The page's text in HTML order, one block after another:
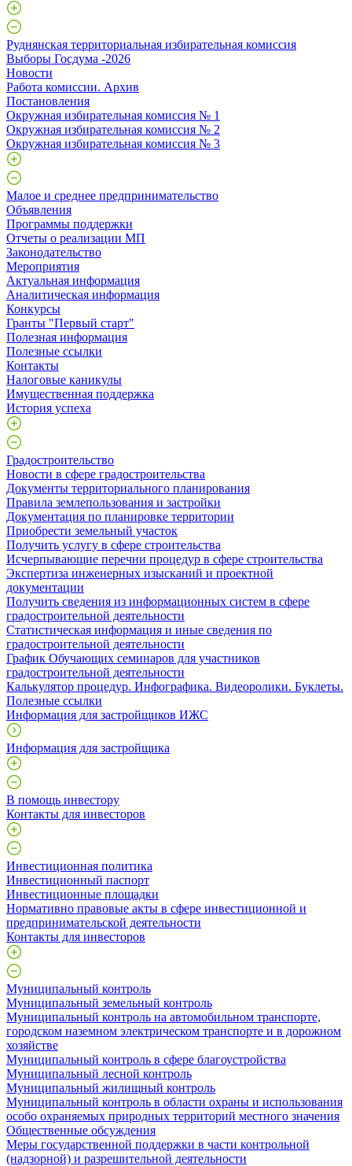
Руднянская территориальная избирательная комиссия
Выборы Госдума -2026
Новости
Работа комиссии. Архив
Постановления
Окружная избирательная комиссия № 1
Окружная избирательная комиссия № 2
Окружная избирательная комиссия № 3
Малое и среднее предпринимательство
Объявления
Программы поддержки
Отчеты о реализации МП
Законодательство
Мероприятия
Актуальная информация
Аналитическая информация
Конкурсы
Гранты "Первый старт"
Полезная информация
Полезные ссылки
Контакты
Налоговые каникулы
Имущественная поддержка
История успеха
Градостроительство
Новости в сфере градостроительства
Документы территориального планирования
Правила землепользования и застройки
Документация по планировке территории
Приобрести земельный участок
Получить услугу в сфере строительства
Исчерпывающие перечни процедур в сфере строительства
Экспертиза инженерных изысканий и проектной
документации
Получить сведения из информационных систем в сфере
градостроительной деятельности
Статистическая информация и иные сведения по
градостроительной деятельности
График Обучающих семинаров для участников
градостроительной деятельности
Калькулятор процедур. Инфографика. Видеоролики. Буклеты.
Полезные ссылки
Информация для застройщиков ИЖС
Информация для застройщика
В помощь инвестору
Контакты для инвесторов
Инвестиционная политика
Инвестиционный паспорт
Инвестиционные площадки
Нормативно правовые акты в сфере инвестиционной и
предпринимательской деятельности
Контакты для инвесторов
Муниципальный контроль
Муниципальный земельный контроль
Муниципальный контроль на автомобильном транспорте,
городском наземном электрическом транспорте и в дорожном
хозяйстве
Муниципальный контроль в сфере благоустройства
Муниципальный лесной контроль
Муниципальный жилищный контроль
Муниципальный контроль в области охраны и использования
особо охраняемых природных территорий местного значения
Общественные обсуждения
Меры государственной поддержки в части контрольной
(надзорной) и разрешительной деятельности